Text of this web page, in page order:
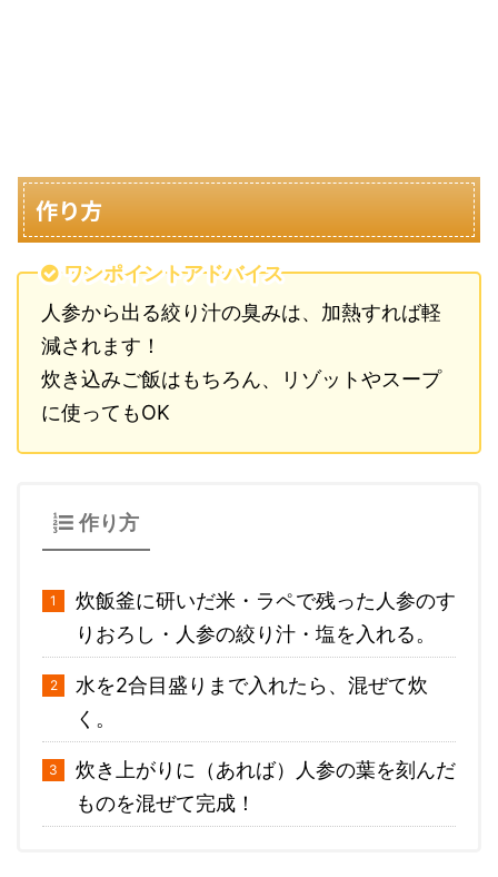
作り方
ワンポイントアドバイス
人参から出る絞り汁の臭みは、加熱すれば軽
減されます！
炊き込みご飯はもちろん、リゾットやスープ
に使ってもOK
作り方
炊飯釜に研いだ米・ラペで残った人参のす
りおろし・人参の絞り汁・塩を入れる。
水を2合目盛りまで入れたら、混ぜて炊
く。
炊き上がりに（あれば）人参の葉を刻んだ
ものを混ぜて完成！